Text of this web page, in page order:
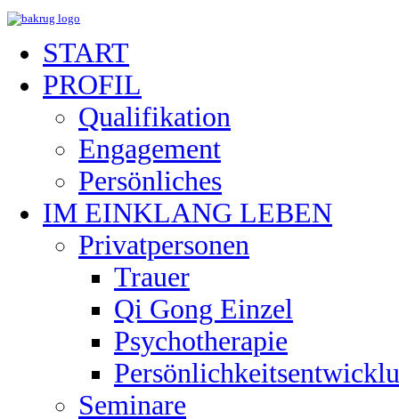
START
PROFIL
Qualifikation
Engagement
Persönliches
IM EINKLANG LEBEN
Privatpersonen
Trauer
Qi Gong Einzel
Psychotherapie
Seminare